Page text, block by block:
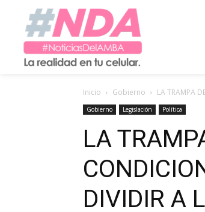
Inicio Gobierno LA TRAMPA
Gobierno Legislación Política
LA
DIVIDIR A